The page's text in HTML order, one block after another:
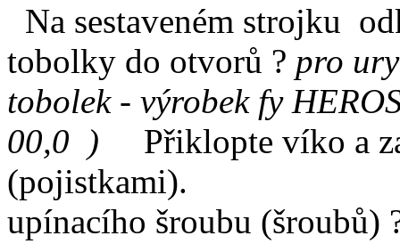
Na sestaveném strojku
tobolky do otvorů ? pro
tobolek - výrobek fy
00,0 )
Přiklopte víko a
(pojistkami).
upínacího šroubu (šroubů)